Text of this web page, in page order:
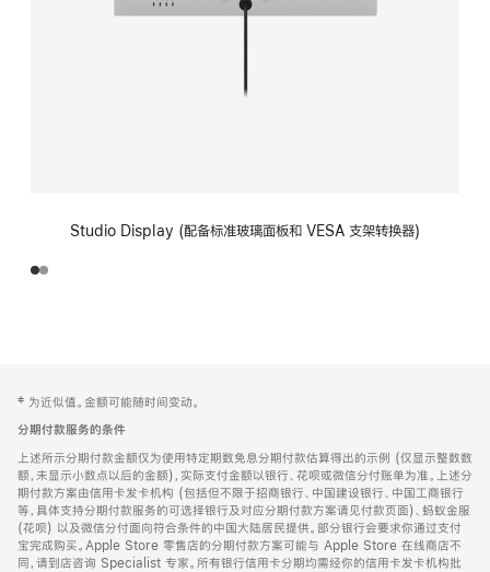
Studio Display (配备标准玻璃面板和 VESA 支架转换器)
页
页
脚
注
‡ 为近似值。金额可能随时间变动。
分期付款服务的条件
上述所示分期付款金额仅为使用特定期数免息分期付款估算得出的示例 (仅显示整数数
额，未显示小数点以后的金额)，实际支付金额以银行、花呗或微信分付账单为准。上述分
期付款方案由信用卡发卡机构 (包括但不限于招商银行、中国建设银行、中国工商银行
等，具体支持分期付款服务的可选择银行及对应分期付款方案请见付款页面)、蚂蚁金服
(花呗) 以及微信分付面向符合条件的中国大陆居民提供。部分银行会要求你通过支付
宝完成购买。Apple Store 零售店的分期付款方案可能与 Apple Store 在线商店不
同，请到店咨询 Specialist 专家。所有银行信用卡分期均需经你的信用卡发卡机构批